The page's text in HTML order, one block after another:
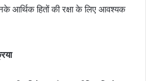
आर्थिक हितों की रक्षा के लिए आवश्यक